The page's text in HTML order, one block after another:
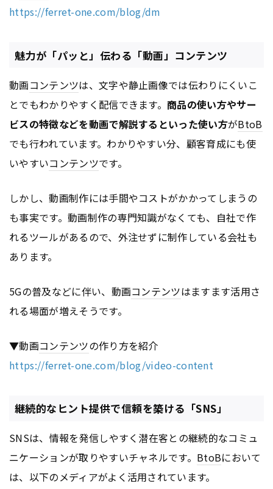
https://ferret-one.com/blog/dm
魅力が「パッと」伝わる「動画」コンテンツ
動画コンテンツは、文字や静止画像では伝わりにくいこ
とでもわかりやすく配信できます。 商品の使い方やサー
ビスの特徴などを動画で解説するといった使い方がBtoB
でも行われています。わかりやすい分、顧客育成にも使
いやすいコンテンツです。
しかし、動画制作には手間やコストがかかってしまうの
も事実です。動画制作の専門知識がなくても、自社で作
れるツールがあるので、外注せずに制作している会社も
あります。
5Gの普及などに伴い、動画コンテンツはますます活用さ
れる場面が増えそうです。
▼動画コンテンツの作り方を紹介
https://ferret-one.com/blog/video-content
継続的なヒント提供で信頼を築ける「SNS」
SNSは、情報を発信しやすく潜在客との継続的なコミュ
ニケーションが取りやすいチャネルです。 BtoBにおいて
は、以下のメディアがよく活用されています。